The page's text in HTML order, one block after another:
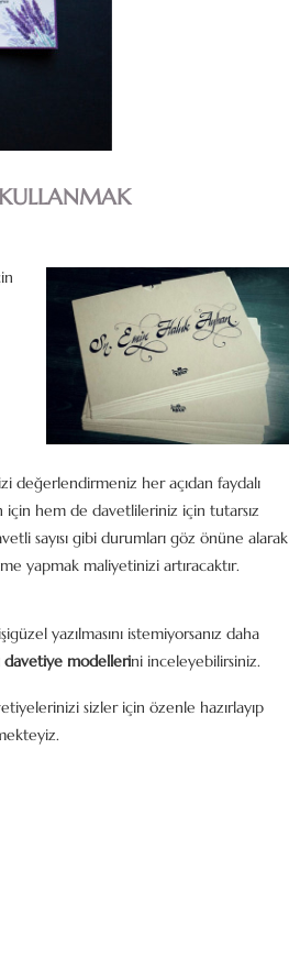
her açıdan faydalı
için hem de davetlileriniz için tutarsız
sayısı gibi durumları göz önüne alarak
yapmak maliyetinizi artıracaktır.
yazılmasını istemiyorsanız daha
davetiye modellerini inceleyebilirsiniz.
sizler için özenle hazırlayıp